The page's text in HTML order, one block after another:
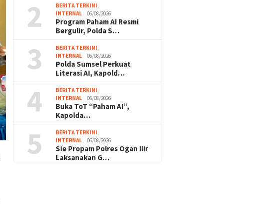
2 BERITA TERKINI
INTERNAL
06/08/2026
Program Paham AI Resmi
Bergulir, Polda S…
3 BERITA TERKINI
INTERNAL
06/08/2026
Polda Sumsel Perkuat
Literasi AI, Kapold…
4 BERITA TERKINI
INTERNAL
06/08/2026
Buka ToT “Paham AI”,
Kapolda…
5 BERITA TERKINI
INTERNAL
06/08/2026
Sie Propam Polres Ogan Ilir
Laksanakan G…